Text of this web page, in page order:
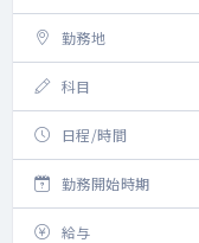
勤務地
科目
日程/時間
勤務開始時期
給与